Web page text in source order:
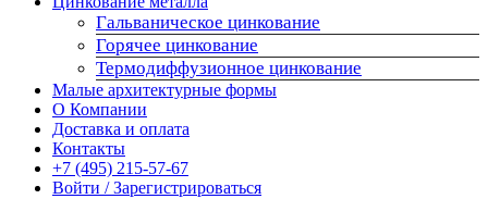
Гальваническое цинкование
Горячее цинкование
Термодиффузионное цинкование
Малые архитектурные формы
О Компании
Доставка и оплата
Контакты
+7 (495) 215-57-67
Войти / Зарегистрироваться